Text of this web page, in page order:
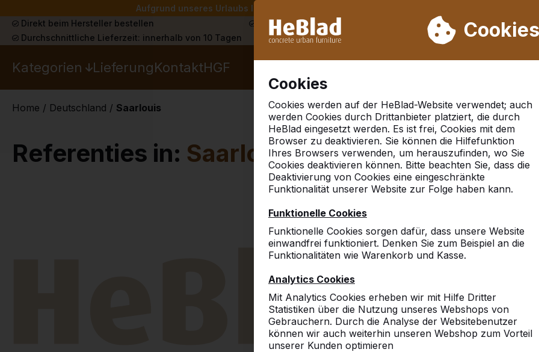
Aufgrund unseres Urlaubs liefern wir von Woche 31 bis Woche 33 nicht. Bitte
Cookies
Cookies
Cookies werden auf der HeBlad-Website verwendet; auch
werden Cookies durch Drittanbieter platziert, die durch
HeBlad eingesetzt werden. Es ist frei, Cookies mit dem
Browser zu deaktivieren. Sie können die Hilfefunktion
Ihres Browsers verwenden, um herauszufinden, wo Sie
Cookies deaktivieren können. Bitte beachten Sie, dass die
Deaktivierung von Cookies eine eingeschränkte
Funktionalität unserer Website zur Folge haben kann.
Funktionelle Cookies
Funktionelle Cookies sorgen dafür, dass unsere Website
einwandfrei funktioniert. Denken Sie zum Beispiel an die
Funktionalitäten wie Warenkorb und Kasse.
Analytics Cookies
Mit Analytics Cookies erheben wir mit Hilfe Dritter
Statistiken über die Nutzung unseres Webshops von
Gebrauchern. Durch die Analyse der Websitebenutzer
können wir auch weiterhin unseren Webshop zum Vorteil
unserer Kunden optimieren
Direkt beim Hersteller bestellen
Schon mehr als 30.000 Produkten verkauft
Durchschnittliche Lieferzeit: innerhalb von 10 Tagen
Kategorien LieferungKontaktHGF
Home / Deutschland / Saarlouis
Referenties in: Saarlouis
Von der Optik sehen die
Bin auf die Beurteilung
Rückmeldung geben.